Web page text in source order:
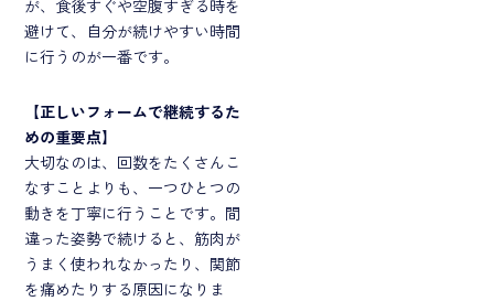
が、食後すぐや空腹すぎる時を
避けて、自分が続けやすい時間
に行うのが一番です。
【正しいフォームで継続するた
めの重要点】
大切なのは、回数をたくさんこ
なすことよりも、一つひとつの
動きを丁寧に行うことです。間
違った姿勢で続けると、筋肉が
うまく使われなかったり、関節
を痛めたりする原因になりま